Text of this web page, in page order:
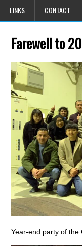
LINKS CONTACT
Farewell to
Year-end party of the